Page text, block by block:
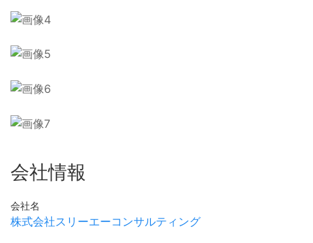
会社情報
会社名
株式会社スリーエーコンサルティング